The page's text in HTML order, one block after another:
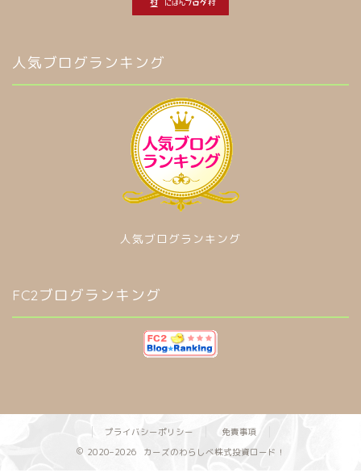
人気ブログランキング
人気ブログランキング
FC2ブログランキング
プライバシーポリシー
免責事項
2020–2026 カーズのわらしべ株式投資ロード！